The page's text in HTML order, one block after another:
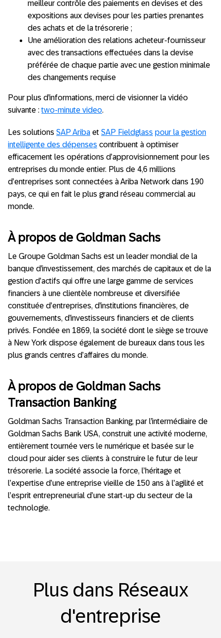
meilleur contrôle des paiements en devises et des
expositions aux devises pour les parties prenantes
des achats et de la trésorerie ;
Une amélioration des relations acheteur-fournisseur
avec des transactions effectuées dans la devise
préférée de chaque partie avec une gestion minimale
des changements requise
Pour plus d’informations, merci de visionner la vidéo
suivante :two-minute video.
Les solutions SAP Ariba et SAP Fieldglass pour la gestion
intelligente des dépenses contribuent à optimiser
efficacement les opérations d’approvisionnement pour les
entreprises du monde entier. Plus de 4,6 millions
d’entreprises sont connectées à Ariba Network dans 190
pays, ce qui en fait le plus grand réseau commercial au
monde.
À propos de Goldman Sachs
Le Groupe Goldman Sachs est un leader mondial de la
banque d’investissement, des marchés de capitaux et de la
gestion d’actifs qui offre une large gamme de services
financiers à une clientèle nombreuse et diversifiée
constituée d’entreprises, d’institutions financières, de
gouvernements, d’investisseurs financiers et de clients
privés. Fondée en 1869, la société dont le siège se trouve
à New York dispose également de bureaux dans tous les
plus grands centres d’affaires du monde.
À propos de Goldman Sachs
Transaction Banking
Goldman Sachs Transaction Banking, par l’intermédiaire de
Goldman Sachs Bank USA, construit une activité moderne,
entièrement tournée vers le numérique et basée sur le
cloud pour aider ses clients à construire le futur de leur
trésorerie. La société associe la force, l’héritage et
l’expertise d’une entreprise vieille de 150 ans à l’agilité et
l’esprit entrepreneurial d’une start-up du secteur de la
technologie.
Plus dans Réseaux
d'entreprise